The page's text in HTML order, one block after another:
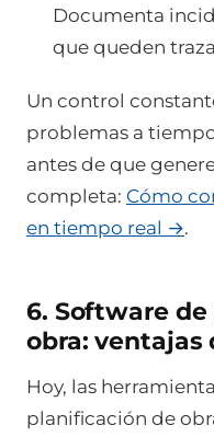
Documenta
que queden
Un control
problemas a
antes de que
completa: Cómo
en tiempo real →.
6. Software
obra:
Hoy, las
planificación de